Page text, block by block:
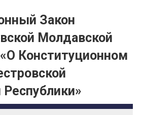
Закон
Молдавской
Конституционном